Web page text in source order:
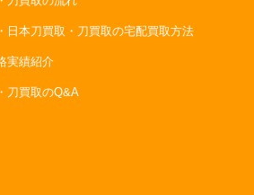
日本刀買取・刀買取の宅配買取方法
実績紹介
刀買取のQ&A